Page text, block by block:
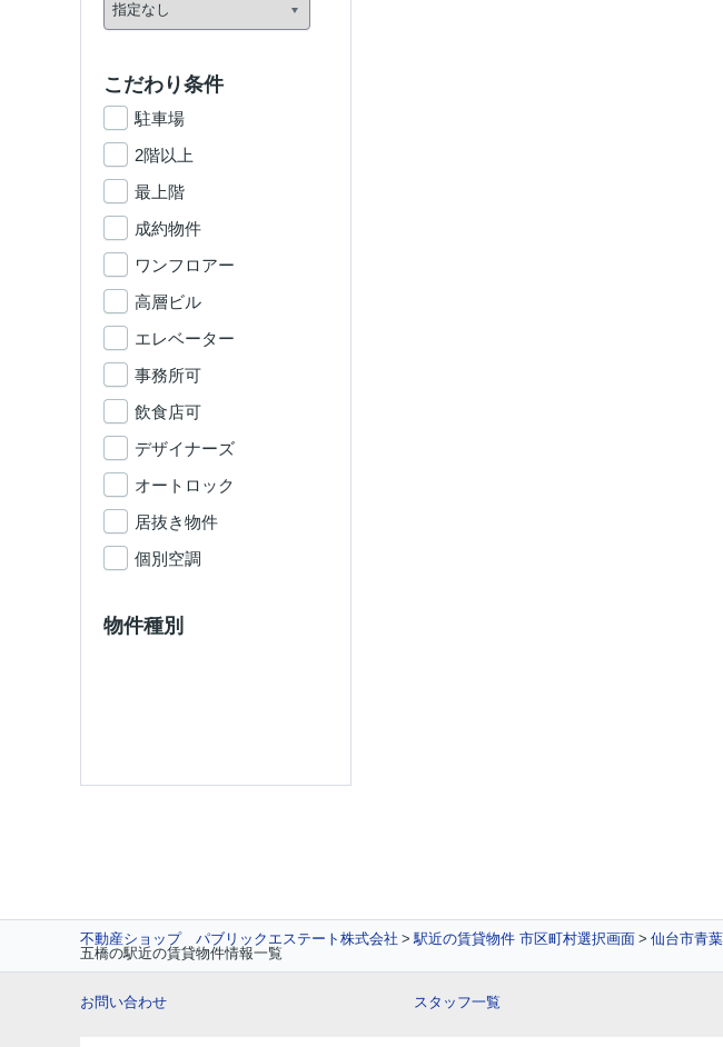
こだわり条件
駐車場
2階以上
最上階
成約物件
ワンフロアー
高層ビル
エレベーター
事務所可
飲食店可
デザイナーズ
オートロック
居抜き物件
個別空調
物件種別
不動産ショップ パブリックエステート株式会社 駅近の賃貸物件 市区町村選択画面 仙台市青
五橋の駅近の賃貸物件情報一覧
お問い合わせ スタッフ一覧